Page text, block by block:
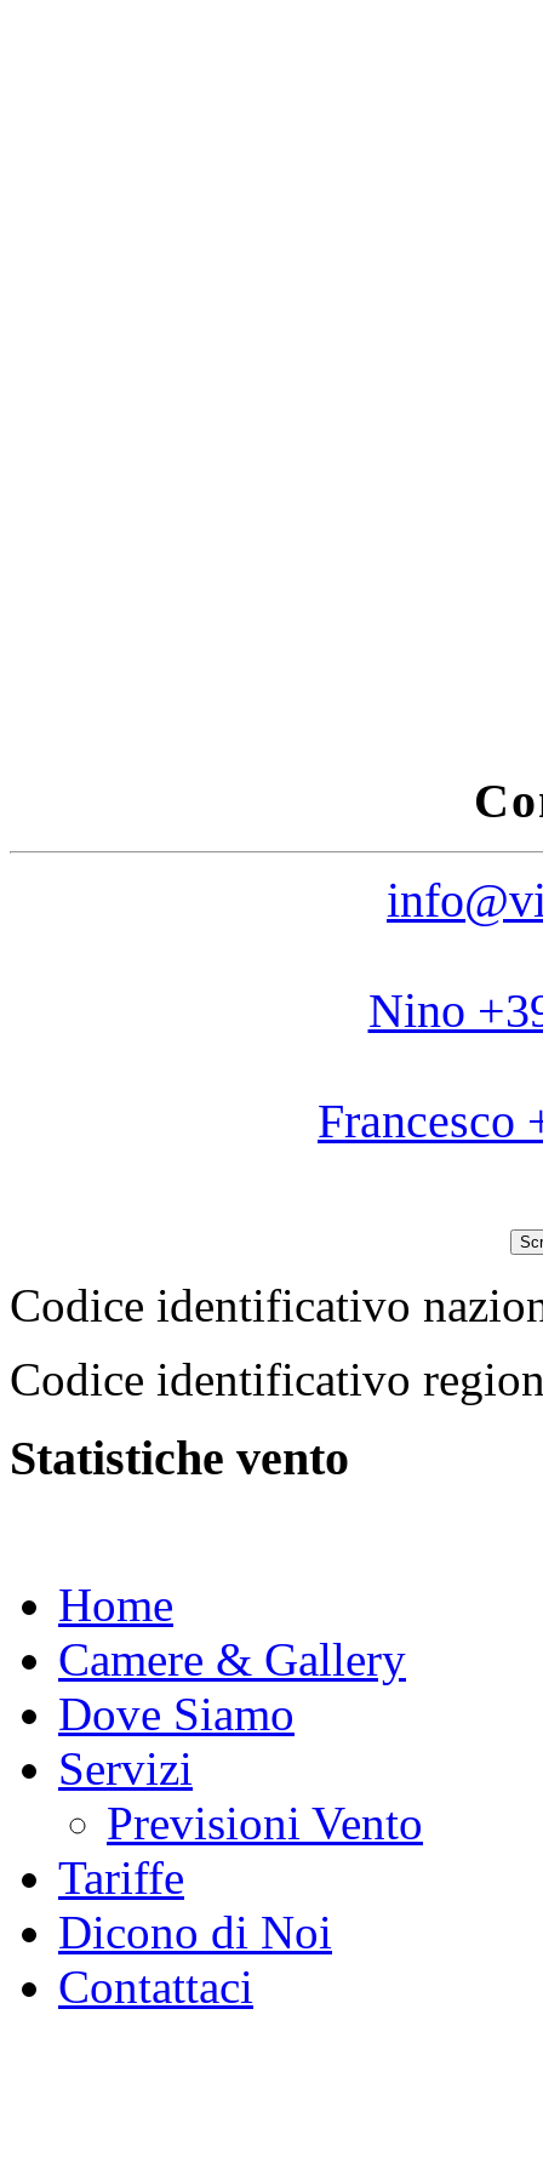
Nino
Francesco
Codice identificativo
Codice identificativo
Statistiche vento
Home
Camere & Gallery
Dove Siamo
Servizi
Previsioni Vento
Tariffe
Dicono di Noi
Contattaci